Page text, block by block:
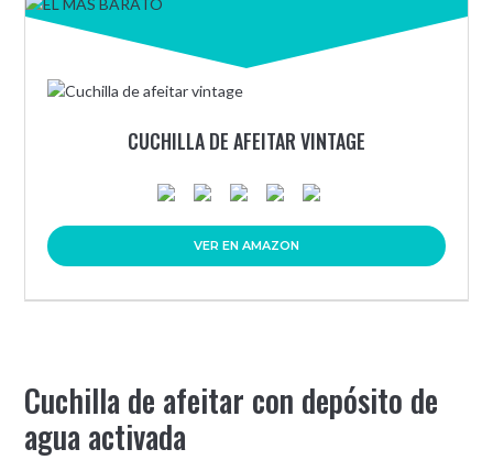
CUCHILLA DE AFEITAR VINTAGE
VER EN AMAZON
Cuchilla de afeitar con depósito de
agua activada